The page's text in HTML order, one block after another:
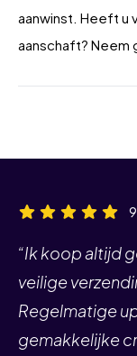
aanwinst. Heeft u
aanschaft? Neem
“Ik koop altijd
veilige
Regelmatige
gemakkelijke